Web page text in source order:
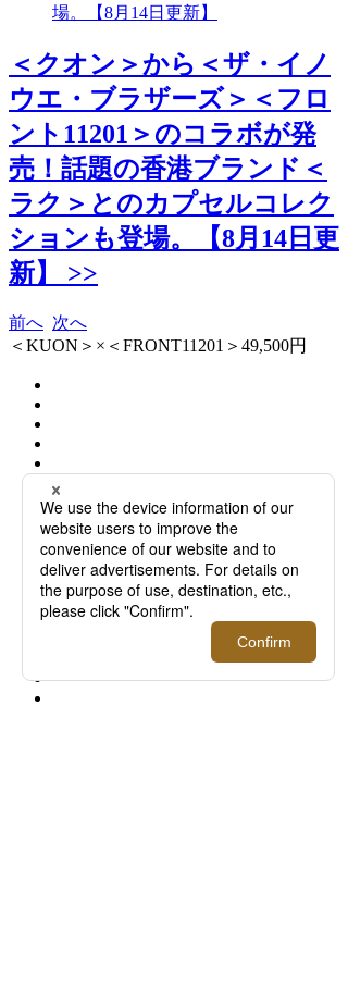
場。【8月14日更新】
＜クオン＞から＜ザ・イノ
ウエ・ブラザーズ＞＜フロ
ント11201＞のコラボが発
売！話題の香港ブランド＜
ラク＞とのカプセルコレク
ションも登場。【8月14日更
新】 >>
前へ 次へ
＜KUON＞×＜FRONT11201＞49,500円